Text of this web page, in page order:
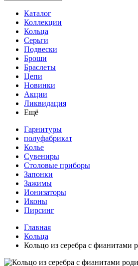
Каталог
Коллекции
Кольца
Серьги
Подвески
Броши
Браслеты
Цепи
Новинки
Акции
Ликвидация
Ещё
Гарнитуры
полуфабрикат
Колье
Сувениры
Столовые приборы
Запонки
Зажимы
Ионизаторы
Иконы
Пирсинг
Главная
Кольца
Кольцо из серебра с фианитами